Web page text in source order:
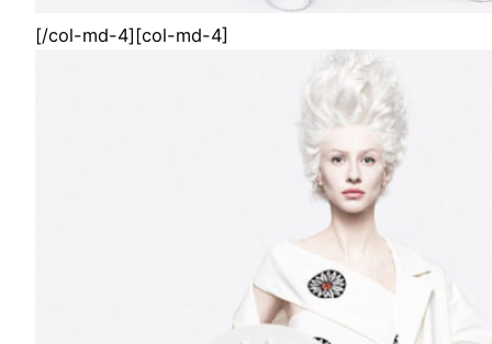
[/col-md-4][col-md-4]